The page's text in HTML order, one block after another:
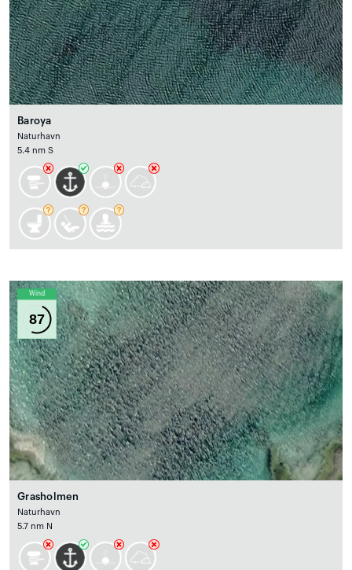
Baroya
Naturhavn
5.4 nm S
Wind
87
Grasholmen
Naturhavn
5.7 nm N